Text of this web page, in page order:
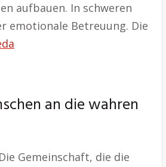
aufbauen. In schweren
emotionale Betreuung. Die
an die wahren
Gemeinschaft, die die